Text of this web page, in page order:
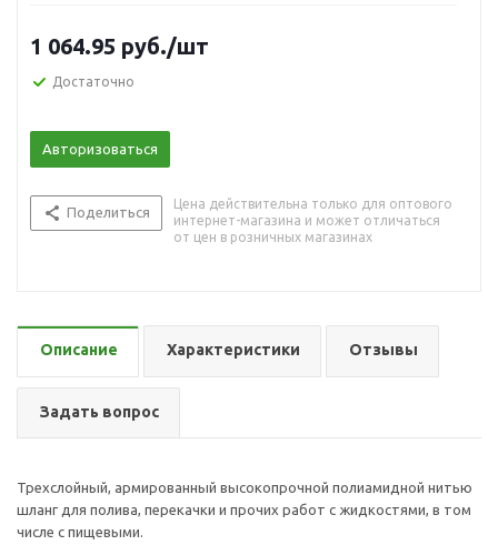
1 064.95 руб./шт
Достаточно
Авторизоваться
Поделиться
Цена действительна только для оптового
интернет-магазина и может отличаться
от цен в розничных магазинах
Описание Характеристики Отзывы
Задать вопрос
Трехслойный, армированный высокопрочной полиамидной нитью
шланг для полива, перекачки и прочих работ с жидкостями, в том
числе с пищевыми.